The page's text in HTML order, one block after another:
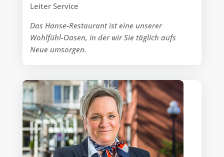
Leiter Service
Das Hanse-Restaurant ist eine unserer
Wohlfühl-Oasen, in der wir Sie täglich aufs
Neue umsorgen.